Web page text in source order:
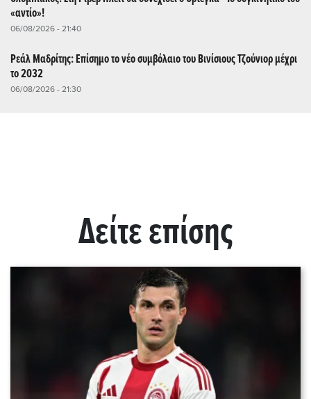
«αντίο»!
06/08/2026 - 21:40
Ρεάλ Μαδρίτης: Επίσημο το νέο συμβόλαιο του Βινίσιους Τζούνιορ μέχρι
το 2032
06/08/2026 - 21:30
Δείτε επίσης